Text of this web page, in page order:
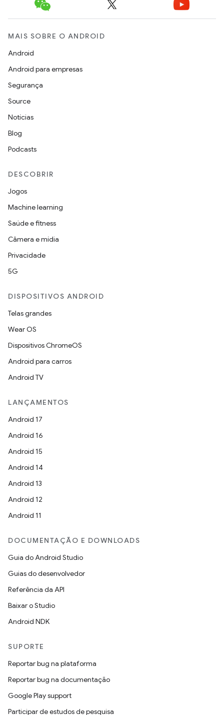
MAIS SOBRE O ANDROID
Android
Android para empresas
Segurança
Source
Notícias
Blog
Podcasts
DESCOBRIR
Jogos
Machine learning
Saúde e fitness
Câmera e mídia
Privacidade
5G
DISPOSITIVOS ANDROID
Telas grandes
Wear OS
Dispositivos ChromeOS
Android para carros
Android TV
LANÇAMENTOS
Android 17
Android 16
Android 15
Android 14
Android 13
Android 12
Android 11
DOCUMENTAÇÃO E DOWNLOADS
Guia do Android Studio
Guias do desenvolvedor
Referência da API
Baixar o Studio
Android NDK
SUPORTE
Reportar bug na plataforma
Reportar bug na documentação
Google Play support
Participar de estudos de pesquisa